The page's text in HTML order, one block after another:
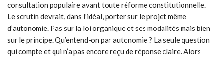
consultation populaire avant toute réforme constitutionnelle.
Le scrutin devrait, dans l’idéal, porter sur le projet même
d’autonomie. Pas sur la loi organique et ses modalités mais bien
sur le principe. Qu’entend-on par autonomie ? La seule question
qui compte et qui n’a pas encore reçu de réponse claire. Alors